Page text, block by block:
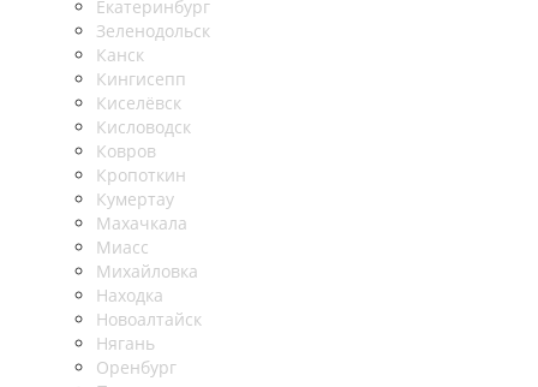
Екатеринбург
Зеленодольск
Канск
Кингисепп
Киселёвск
Кисловодск
Ковров
Кропоткин
Кумертау
Махачкала
Миасс
Михайловка
Находка
Новоалтайск
Нягань
Оренбург